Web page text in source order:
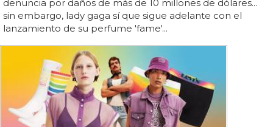
denuncia por daños de más de 10 millones de dólares...
sin embargo, lady gaga sí que sigue adelante con el
lanzamiento de su perfume 'fame'...